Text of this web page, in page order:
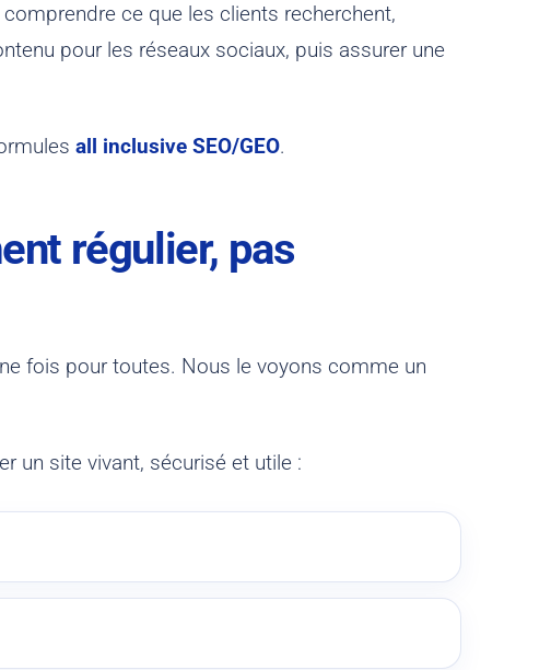
ce que les clients recherchent,
pour les réseaux sociaux, puis assurer une
all inclusive SEO/GEO.
régulier, pas
fois pour toutes. Nous le voyons comme un
un site vivant, sécurisé et utile :